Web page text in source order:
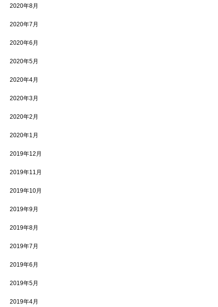
2020年8月
2020年7月
2020年6月
2020年5月
2020年4月
2020年3月
2020年2月
2020年1月
2019年12月
2019年11月
2019年10月
2019年9月
2019年8月
2019年7月
2019年6月
2019年5月
2019年4月